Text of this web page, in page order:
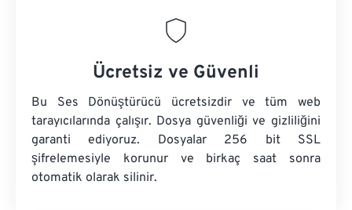
Ücretsiz ve Güvenli
Bu Ses Dönüştürücü ücretsizdir ve tüm web
tarayıcılarında çalışır. Dosya güvenliği ve gizliliğini
garanti ediyoruz. Dosyalar 256 bit SSL
şifrelemesiyle korunur ve birkaç saat sonra
otomatik olarak silinir.